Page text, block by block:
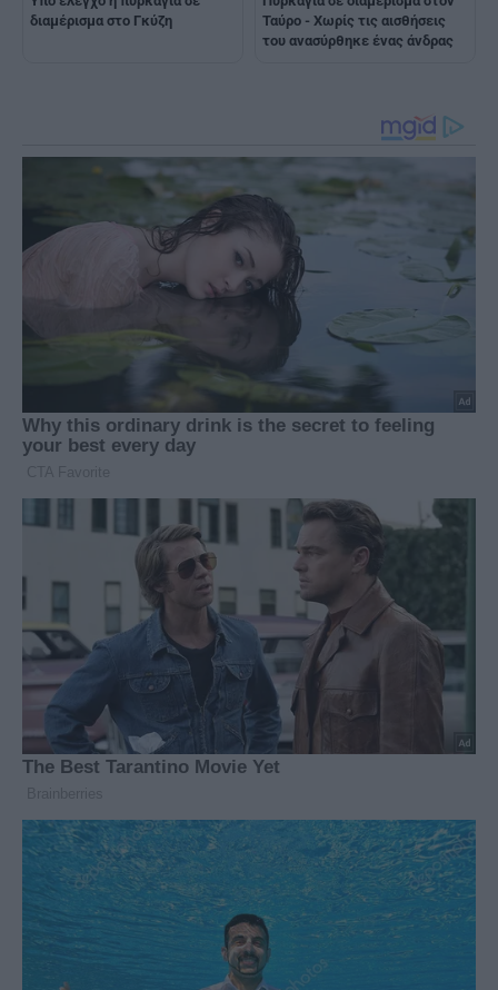
διαμέρισμα στο Γκύζη
Ταύρο - Χωρίς τις αισθήσεις
του ανασύρθηκε ένας άνδρας